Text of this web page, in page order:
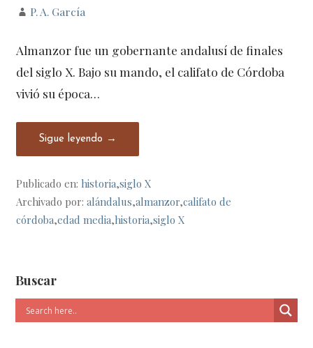
P. A. García
Almanzor fue un gobernante andalusí de finales
del siglo X. Bajo su mando, el califato de Córdoba
vivió su época…
Sigue leyendo →
Publicado en: historia,siglo X
Archivado por:alándalus,almanzor,califato de
córdoba,edad media,historia,siglo X
Buscar